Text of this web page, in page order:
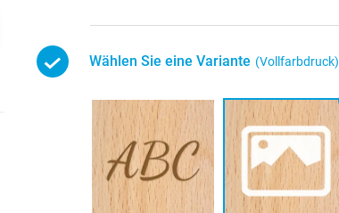
Wählen Sie eine Variante (Vollfarbdruck)